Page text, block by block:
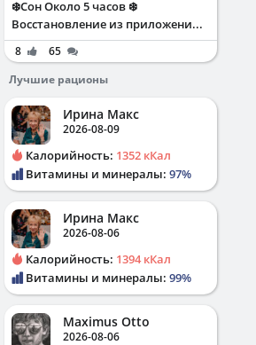
❄️Сон Около 5 часов ❄️
Восстановление из приложени...
8
65
Лучшие рационы
Ирина Макс
2026-08-09
Калорийность: 1352 кКал
Витамины и минералы: 97%
Ирина Макс
2026-08-06
Калорийность: 1394 кКал
Витамины и минералы: 99%
Maximus Otto
2026-08-06